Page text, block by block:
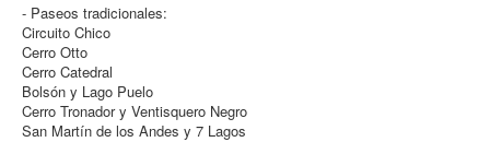
- Paseos tradicionales:
Circuito Chico
Cerro Otto
Cerro Catedral
Bolsón y Lago Puelo
Cerro Tronador y Ventisquero Negro
San Martín de los Andes y 7 Lagos